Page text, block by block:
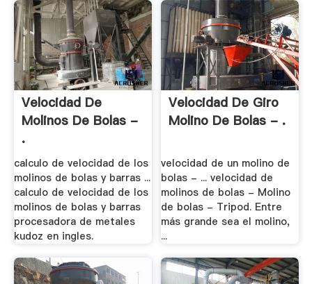
Velocidad De
Molinos De Bolas -
.
calculo de velocidad de los
molinos de bolas y barras ...
calculo de velocidad de los
molinos de bolas y barras
procesadora de metales
kudoz en ingles.
Velocidad De Giro
Molino De Bolas - .
velocidad de un molino de
bolas - ... velocidad de
molinos de bolas - Molino
de bolas - Tripod. Entre
más grande sea el molino,
...